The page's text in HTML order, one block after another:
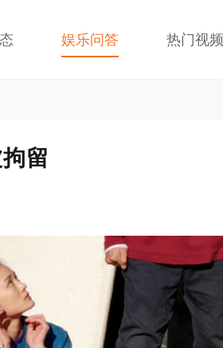
娱乐问答 热门视频
留